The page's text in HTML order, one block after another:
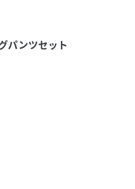
パンツセット